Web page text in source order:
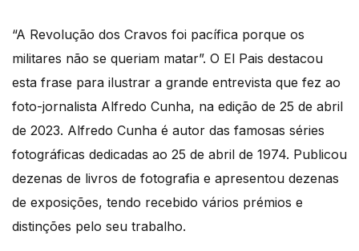
“A Revolução dos Cravos foi pacífica porque os
militares não se queriam matar”. O El Pais destacou
esta frase para ilustrar a grande entrevista que fez ao
foto-jornalista Alfredo Cunha, na edição de 25 de abril
de 2023. Alfredo Cunha é autor das famosas séries
fotográficas dedicadas ao 25 de abril de 1974. Publicou
dezenas de livros de fotografia e apresentou dezenas
de exposições, tendo recebido vários prémios e
distinções pelo seu trabalho.